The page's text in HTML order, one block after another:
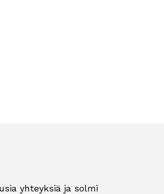
yhteyksiä ja solmi